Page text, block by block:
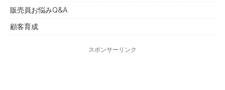
販売員お悩みQ&A
顧客育成
スポンサーリンク